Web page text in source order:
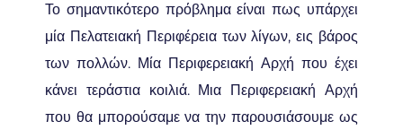
Το σημαντικότερο πρόβλημα είναι πως υπάρχει
μία Πελατειακή Περιφέρεια των λίγων, εις βάρος
των πολλών. Μία Περιφερειακή Αρχή που έχει
κάνει τεράστια κοιλιά. Μια Περιφερειακή Αρχή
που θα μπορούσαμε να την παρουσιάσουμε ως